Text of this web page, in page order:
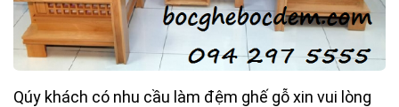
Qúy khách có nhu cầu làm đệm ghế gỗ xin vui lòng